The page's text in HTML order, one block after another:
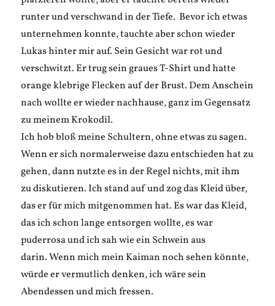
runter und verschwand in der Tiefe. Bevor ich etwas
unternehmen konnte, tauchte aber schon wieder
Lukas hinter mir auf. Sein Gesicht war rot und
verschwitzt. Er trug sein graues T-Shirt und hatte
orange klebrige Flecken auf der Brust. Dem Anschein
nach wollte er wieder nachhause, ganz im Gegensatz
zu meinem Krokodil.
Ich hob bloß meine Schultern, ohne etwas zu sagen.
Wenn er sich normalerweise dazu entschieden hat zu
gehen, dann nutzte es in der Regel nichts, mit ihm
zu diskutieren. Ich stand auf und zog das Kleid über,
das er für mich mitgenommen hat. Es war das Kleid,
das ich schon lange entsorgen wollte, es war
puderrosa und ich sah wie ein Schwein aus
darin. Wenn mich mein Kaiman noch sehen könnte,
würde er vermutlich denken, ich wäre sein
Abendessen und mich fressen.